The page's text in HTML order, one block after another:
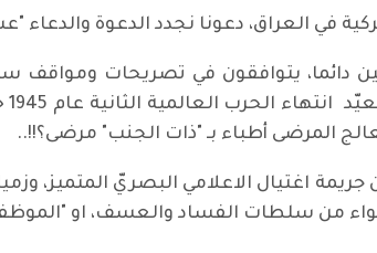
متصارعين دائما، يتوافقون في تصريحات
المرضى أطباء بـ "ذات الجنب" مرضى؟!!..
من جريمة اغتيال الاعلامي البصريّ
من سلطات الفساد والعسف، او